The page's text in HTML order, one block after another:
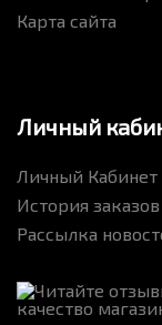
Карта сайта
Личный
Личный Кабинет
История заказов
Рассылка